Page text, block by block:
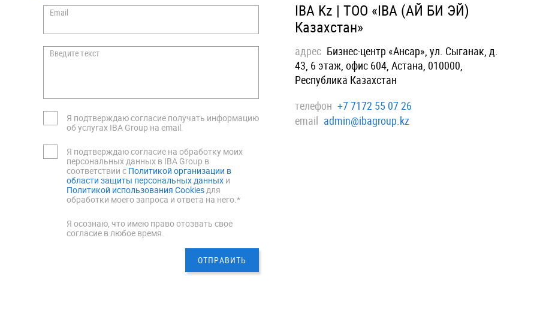
Email
Введите текст
Я подтверждаю согласие получать информацию
об услугах IBA Group на email.
Я подтверждаю согласие на обработку моих
персональных данных в IBA Group в
соответствии с Политикой организации в
области защиты персональных данных и
Политикой использования Cookiesдля
обработки моего запроса и ответа на него.*
Я осознаю, что имею право отозвать свое
согласие в любое время.
IBA Kz | ТОО «IBA (АЙ БИ ЭЙ)
Казахстан»
адрес Бизнес-центр «Ансар», ул. Сыганак, д.
43, 6 этаж, офис 604, Астана, 010000,
Республика Казахстан
телефон +7 7172 55 07 26
email admin@ibagroup.kz